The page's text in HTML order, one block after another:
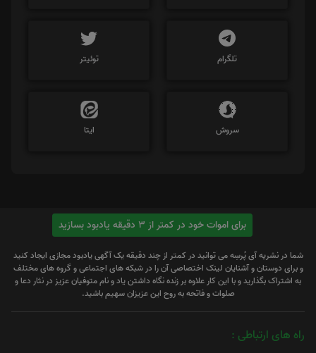
تلگرام توئیتر
سروش ایتا
برای اموات خود در کمتر از 3 دقیقه یادبود بسازید
شما در نشریه آی پُرسِه می توانید در کمتر از چند دقیقه یک آگهی یادبود مجازی ایجاد کنید
و برای دوستان و آشنایان لینک اختصاصی آن را در شبکه های اجتماعی و گروه های مختلف
به اشتراک بگذارید و با این کار علاوه بر زنده نگاه داشتن یاد و نام متوفیان عزیز در نثار دعا و
صلوات و فاتحه به روح این عزیزان سهیم باشید.
راه های ارتباطی :